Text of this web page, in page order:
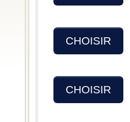
CHOISIR
CHOISIR